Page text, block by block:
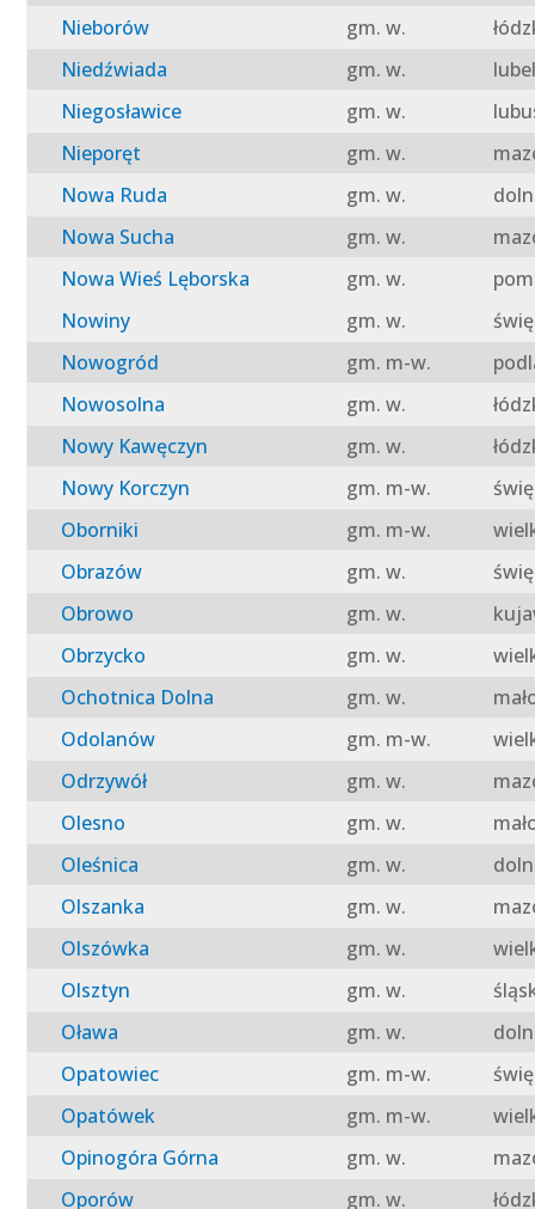
Nieborów
gm. w.
Niedźwiada
gm. w.
Niegosławice
gm. w.
Nieporęt
gm. w.
Nowa Ruda
gm. w.
Nowa Sucha
gm. w.
Nowa Wieś Lęborska
gm. w.
Nowiny
gm. w.
Nowogród
gm. m-w.
Nowosolna
gm. w.
Nowy Kawęczyn
gm. w.
Nowy Korczyn
gm. m-w.
Oborniki
gm. m-w.
Obrazów
gm. w.
Obrowo
gm. w.
Obrzycko
gm. w.
Ochotnica Dolna
gm. w.
Odolanów
gm. m-w.
Odrzywół
gm. w.
Olesno
gm. w.
Oleśnica
gm. w.
Olszanka
gm. w.
Olszówka
gm. w.
Olsztyn
gm. w.
Oława
gm. w.
Opatowiec
gm. m-w.
Opatówek
gm. m-w.
Opinogóra Górna
gm. w.
Oporów
gm. w.